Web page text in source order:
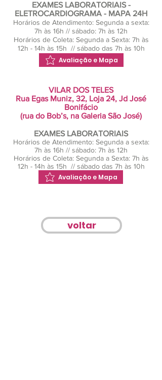
EXAMES LABORATORIAIS -
ELETROCARDIOGRAMA - MAPA 24H
Horários de Atendimento: Segunda a sexta:
7h às 16h // sábado: 7h às 12h
Horários de Coleta: Segunda a Sexta: 7h às
12h - 14h às 15h // sábado das 7h às 10h
VILAR DOS TELES
Rua Egas Muniz, 32, Loja 24, Jd José
Bonifácio
(rua do Bob’s, na Galeria São José)
EXAMES LABORATORIAIS
Horários de Atendimento: Segunda a sexta:
7h às 16h // sábado: 7h às 12h
Horários de Coleta: Segunda a Sexta: 7h às
12h - 14h às 15h // sábado das 7h às 10h
Avaliação e Mapa
Avaliação e Mapa
voltar